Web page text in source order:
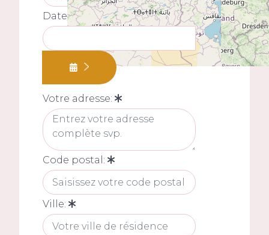
Date de naissance:
Votre adresse:
Code postal:
Ville: